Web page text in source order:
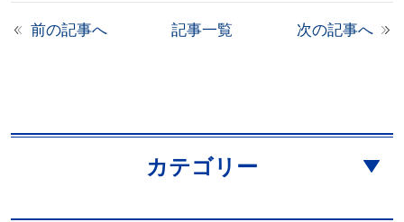
前の記事へ 記事一覧 次の記事へ
カテゴリー